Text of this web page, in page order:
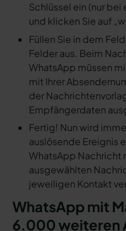
Schlüssel ein (nur
und klicken Sie auf
Füllen Sie in dem
Felder aus. Beim
WhatsApp müssen
mit Ihrer
der
Empfängerdaten
Fertig! Nun wird
auslösende Ereignis
WhatsApp Nachricht
ausgewählten
jeweiligen Kontakt
WhatsApp mit
6.000 weiteren